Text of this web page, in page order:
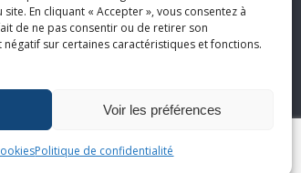
En cliquant « Accepter », vous consentez à
de ne pas consentir ou de retirer son
sur certaines caractéristiques et fonctions.
Voir les préférences
Politique de confidentialité